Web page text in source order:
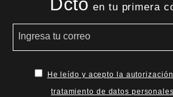
en tu primera
He leído y acepto la
tratamiento de datos personales